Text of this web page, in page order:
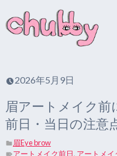
2026年5月9日
眉アートメイク前
前日・当日の注意
眉Eye brow
アートメイク前日, アートメイ